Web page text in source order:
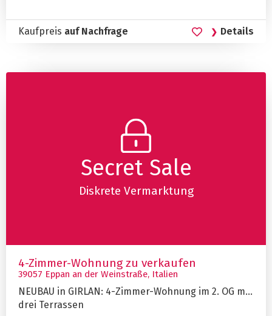
Kaufpreis auf Nachfrage Details
Secret Sale
Diskrete Vermarktung
4-Zimmer-Wohnung zu verkaufen
39057 Eppan an der Weinstraße, Italien
NEUBAU in GIRLAN: 4-Zimmer-Wohnung im 2. OG mit
drei Terrassen